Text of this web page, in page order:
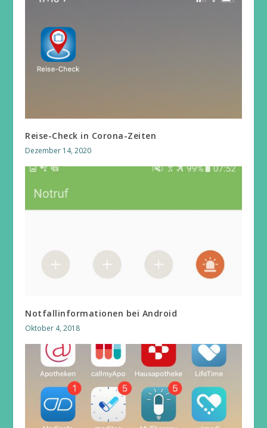
Reise-Check in Corona-Zeiten
Dezember 14, 2020
Notfallinformationen bei Android
Oktober 4, 2018